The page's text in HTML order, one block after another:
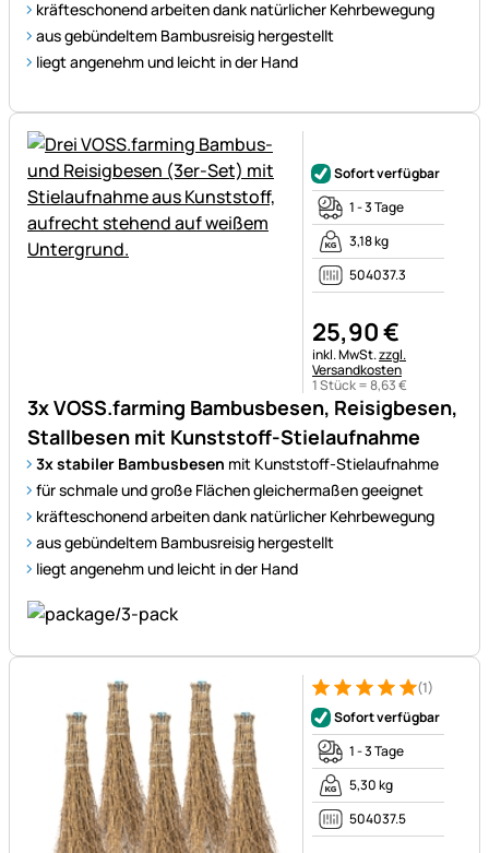
kräfteschonend arbeiten dank natürlicher Kehrbewegung
aus gebündeltem Bambusreisig hergestellt
liegt angenehm und leicht in der Hand
3x VOSS.farming Bambusbesen, Reisigbesen,
Stallbesen mit Kunststoff-Stielaufnahme
3x stabiler Bambusbesen mit Kunststoff-Stielaufnahme
für schmale und große Flächen gleichermaßen geeignet
kräfteschonend arbeiten dank natürlicher Kehrbewegung
aus gebündeltem Bambusreisig hergestellt
liegt angenehm und leicht in der Hand
Sofort verfügbar
1 - 3 Tage
3,18 kg
504037.3
25,90€
Steuerhinweis:
inkl. MwSt.zzgl.
Versandkosten
1 Stück =8,63€
Bewertung: 5 von 5 (1
1 Bewertung
(1)
Sofort verfügbar
1 - 3 Tage
5,30 kg
504037.5